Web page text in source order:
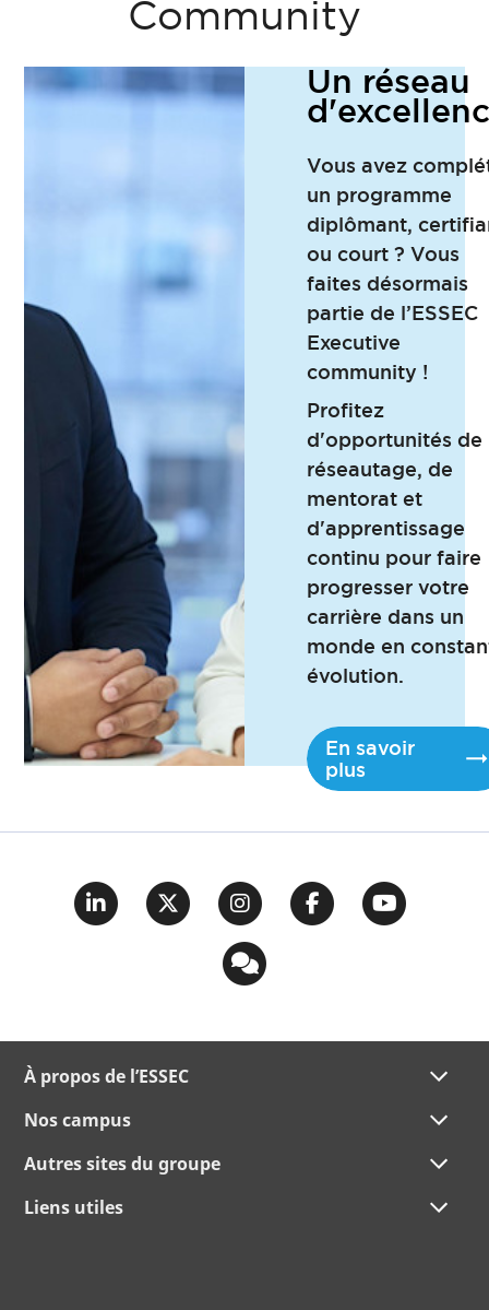
Community
Un réseau
Vous avez
un programme
diplômant,
ou court ? Vous
faites désormais
partie de l’ESSEC
Executive
community !
Profitez
d'opportunités de
réseautage, de
mentorat et
d'apprentissage
continu pour faire
progresser votre
carrière dans un
monde en
évolution.
En savoir
plus
À propos de l’ESSEC
Nos campus
Autres sites du groupe
Liens utiles